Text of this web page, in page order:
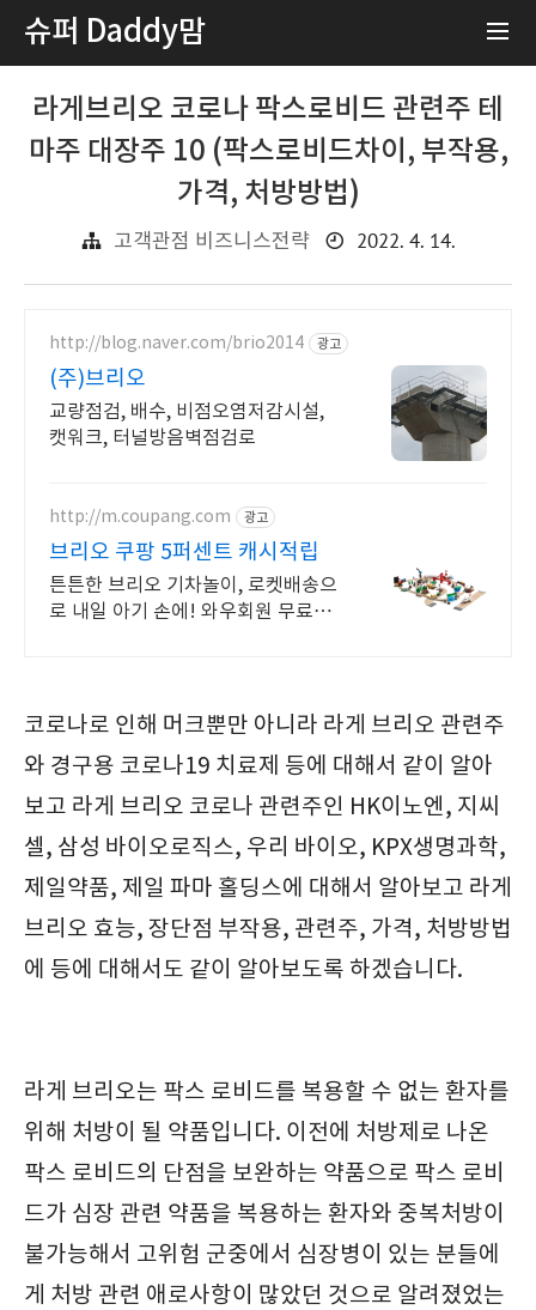
슈퍼 Daddy맘
라게브리오 코로나 팍스로비드 관련주 테
마주 대장주 10 (팍스로비드차이, 부작용,
가격, 처방방법)
고객관점 비즈니스전략 2022. 4. 14.
http://blog.naver.com/brio2014 광고
(주)브리오
교량점검, 배수, 비점오염저감시설,
캣워크, 터널방음벽점검로
http://m.coupang.com 광고
브리오 쿠팡 5퍼센트 캐시적립
튼튼한 브리오 기차놀이, 로켓배송으
로 내일 아기 손에! 와우회원 무료배
코로나로 인해 머크뿐만 아니라 라게 브리오 관련주
와 경구용 코로나19 치료제 등에 대해서 같이 알아
보고 라게 브리오 코로나 관련주인 HK이노엔, 지씨
셀, 삼성 바이오로직스, 우리 바이오, KPX생명과학,
제일약품, 제일 파마 홀딩스에 대해서 알아보고 라게
브리오 효능, 장단점 부작용, 관련주, 가격, 처방방법
에 등에 대해서도 같이 알아보도록 하겠습니다.
라게 브리오는 팍스 로비드를 복용할 수 없는 환자를
위해 처방이 될 약품입니다. 이전에 처방제로 나온
팍스 로비드의 단점을 보완하는 약품으로 팍스 로비
드가 심장 관련 약품을 복용하는 환자와 중복처방이
불가능해서 고위험 군중에서 심장병이 있는 분들에
게 처방 관련 애로사항이 많았던 것으로 알려졌었는